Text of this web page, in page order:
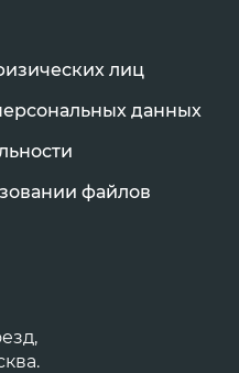
лиц
данных
файлов